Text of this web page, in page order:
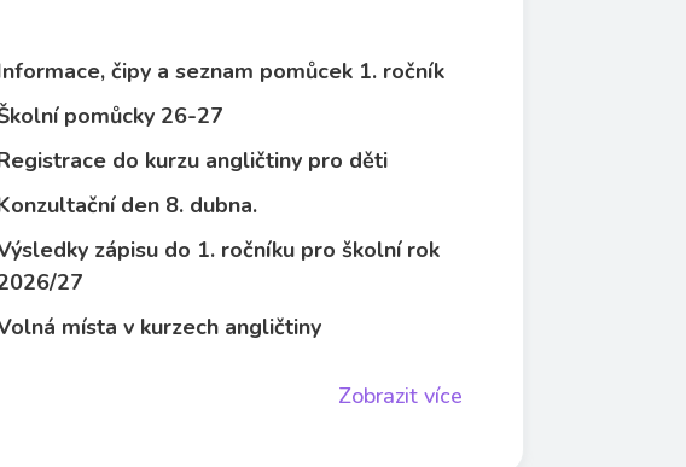
čipy a seznam pomůcek 1. ročník
pomůcky 26-27
do kurzu angličtiny pro děti
den 8. dubna.
zápisu do 1. ročníku pro školní rok
27
místa v kurzech angličtiny
Zobrazit více